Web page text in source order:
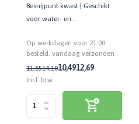
Besnijpunt kwast | Geschikt
voor water- en
Kwaliteit prof.
Op werkdagen voor 21:00
besteld, vandaag verzonden
11,6514,1010,4912,69
Incl. btw